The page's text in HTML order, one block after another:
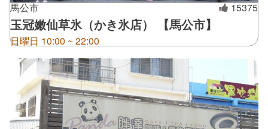
馬公市 15375
玉冠嫩仙草氷（かき氷店） 【馬公市】
日曜日 10:00 ~ 22:00